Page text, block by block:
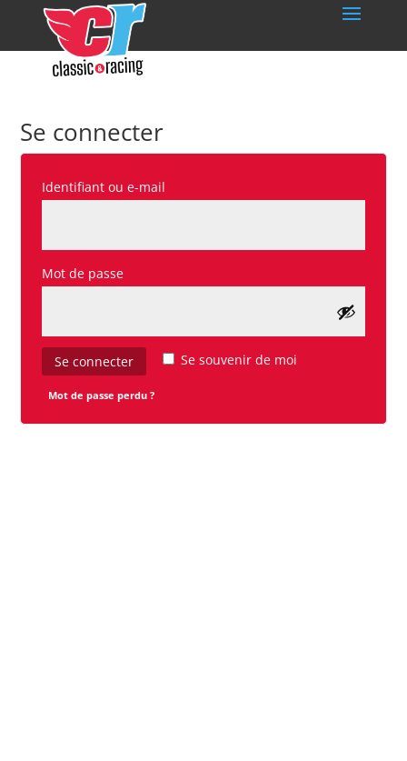
Se connecter
Identifiant ou e-mail
Mot de passe
Se souvenir de moi
Se connecter
Mot de passe perdu ?